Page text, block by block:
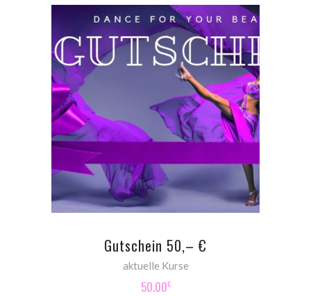
ADD TO CART
Gutschein 50,– €
aktuelle Kurse
50.00€